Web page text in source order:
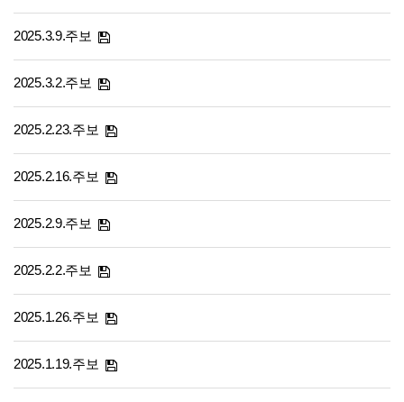
2025.3.9.주보
2025.3.2.주보
2025.2.23.주보
2025.2.16.주보
2025.2.9.주보
2025.2.2.주보
2025.1.26.주보
2025.1.19.주보